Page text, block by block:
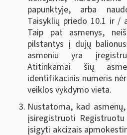
papunktyje, arba
Taisyklių priedo 10.1 ir /
Taip pat asmenys,
pilstantys į dujų
asmeniu yra
Atitinkamai šių
identifikacinis numeris
veiklos vykdymo vieta.
Nustatoma, kad
įsiregistruoti
įsigyti akcizais